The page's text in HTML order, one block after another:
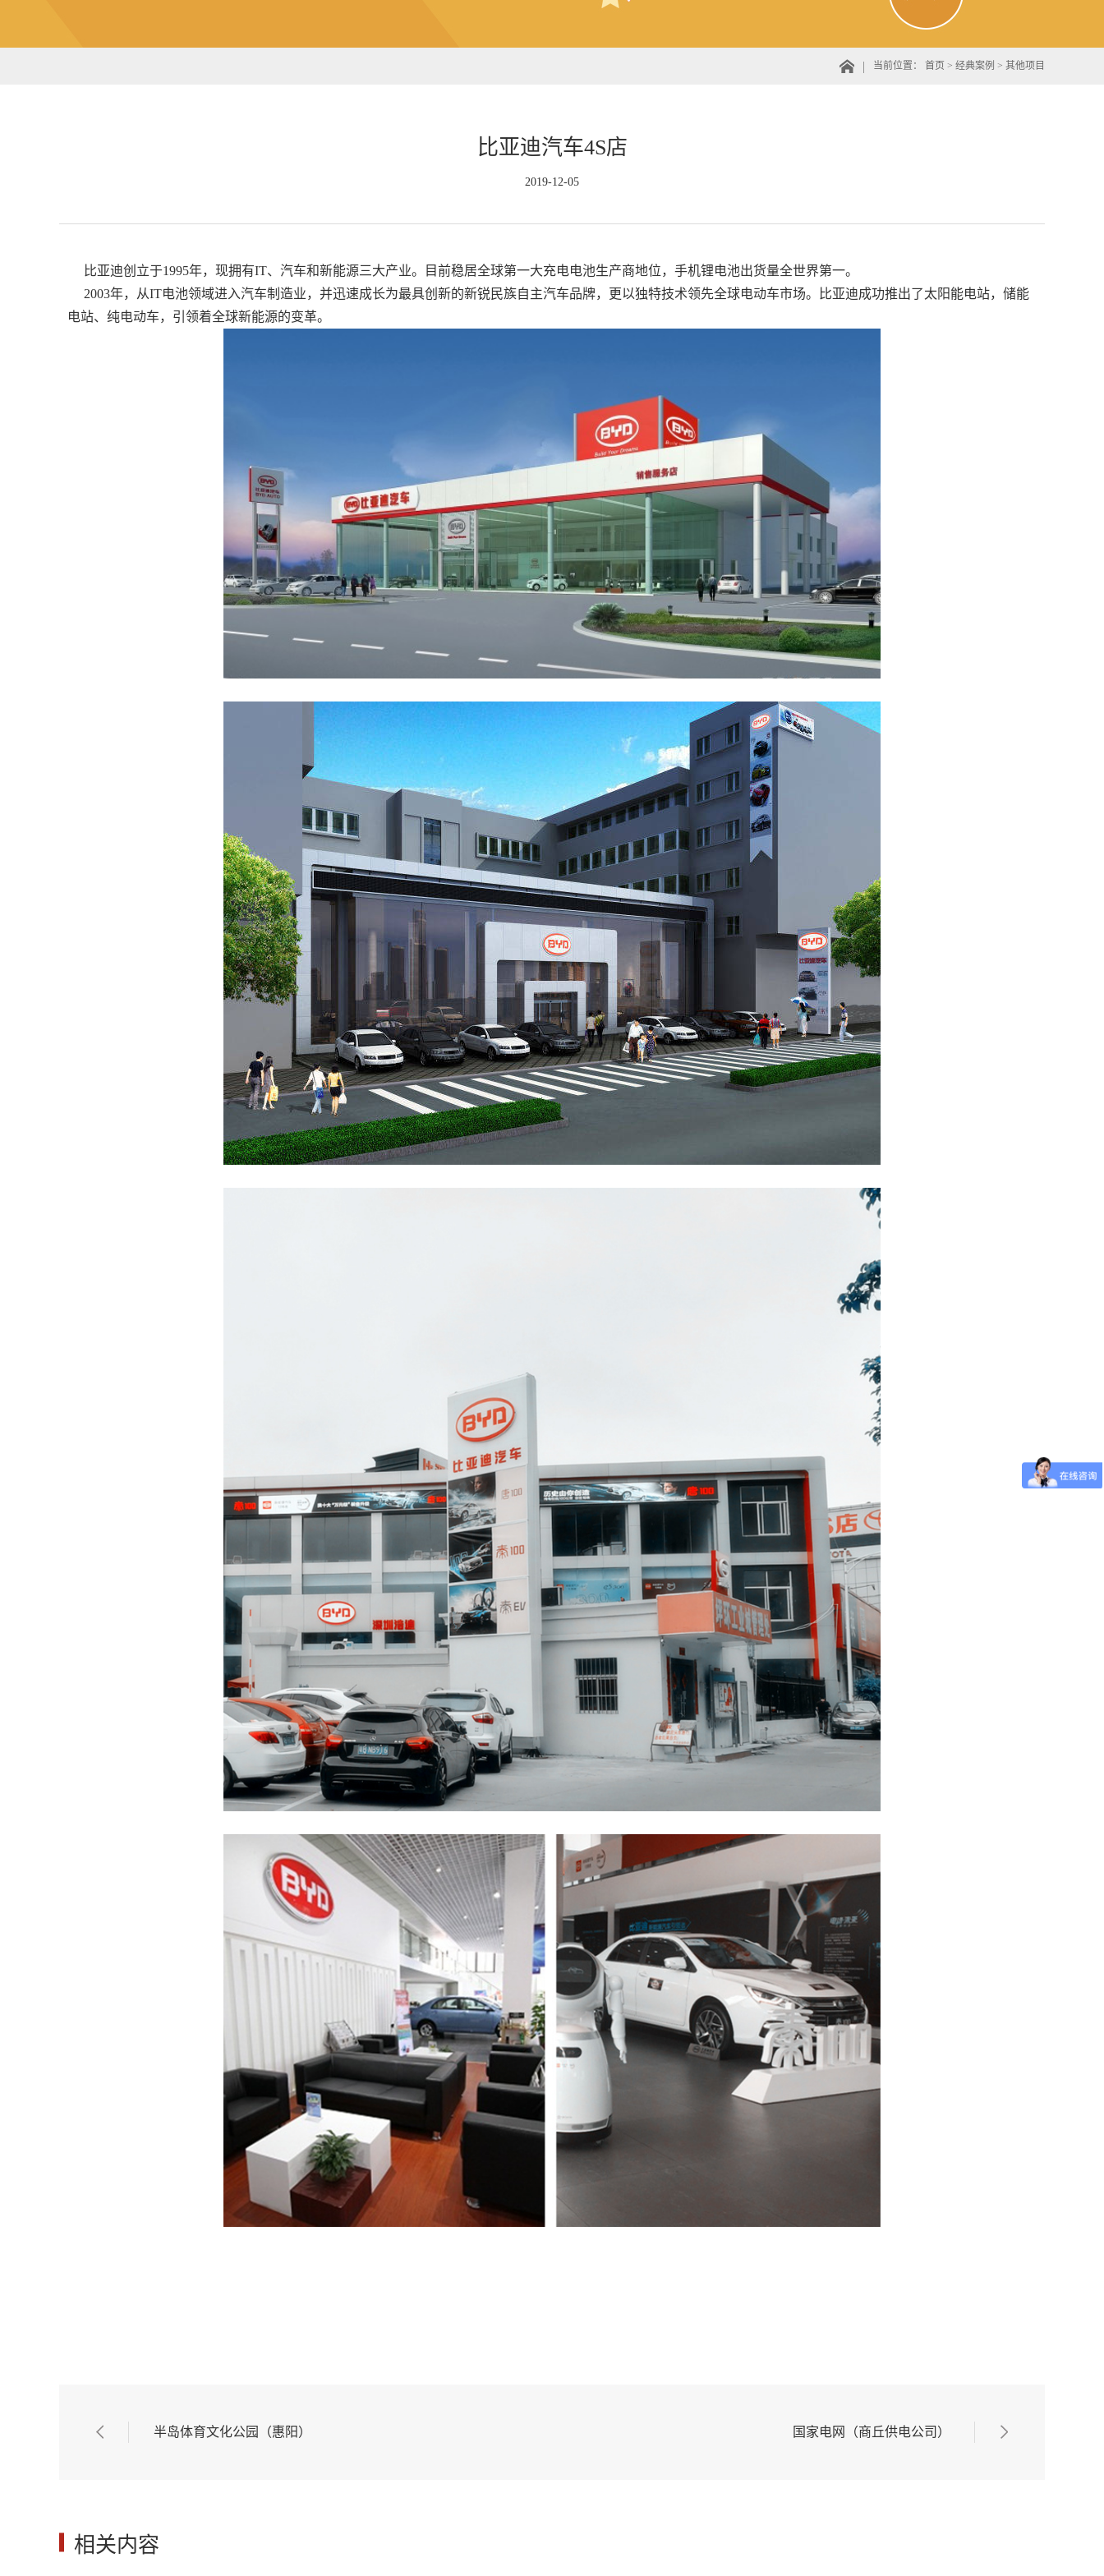
当前位置： 首页 > 经典案例 > 其他项目
比亚迪汽车4S店
2019-12-05
比亚迪创立于1995年，现拥有IT、汽车和新能源三大产业。目前稳居全球第一大充电电池生产商地位，手机锂电池出货量全世界第一。
2003年，从IT电池领域进入汽车制造业，并迅速成长为最具创新的新锐民族自主汽车品牌，更以独特技术领先全球电动车市场。比亚迪成功推出了太阳能电站，储能
电站、纯电动车，引领着全球新能源的变革。
半岛体育文化公园（惠阳） 国家电网（商丘供电公司）
相关内容